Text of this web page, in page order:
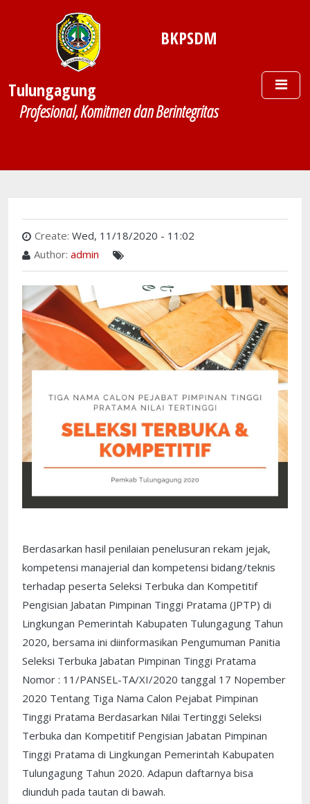
BKPSDM
Tulungagung
Profesional, Komitmen dan Berintegritas
Create: Wed, 11/18/2020 - 11:02
Author: admin
Berdasarkan hasil penilaian penelusuran rekam jejak,
kompetensi manajerial dan kompetensi bidang/teknis
terhadap peserta Seleksi Terbuka dan Kompetitif
Pengisian Jabatan Pimpinan Tinggi Pratama (JPTP) di
Lingkungan Pemerintah Kabupaten Tulungagung Tahun
2020, bersama ini diinformasikan Pengumuman Panitia
Seleksi Terbuka Jabatan Pimpinan Tinggi Pratama
Nomor : 11/PANSEL-TA/XI/2020 tanggal 17 Nopember
2020 Tentang Tiga Nama Calon Pejabat Pimpinan
Tinggi Pratama Berdasarkan Nilai Tertinggi Seleksi
Terbuka dan Kompetitif Pengisian Jabatan Pimpinan
Tinggi Pratama di Lingkungan Pemerintah Kabupaten
Tulungagung Tahun 2020. Adapun daftarnya bisa
diunduh pada tautan di bawah.